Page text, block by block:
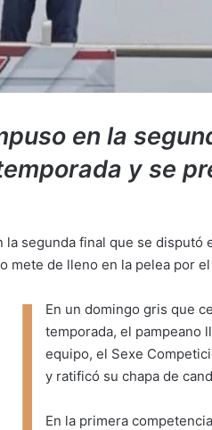
en la
y se
segunda final que se disputó
mete de lleno en la pelea por
En un domingo gris que
temporada, el pampeano
equipo, el Sexe
y ratificó su chapa de
En la primera